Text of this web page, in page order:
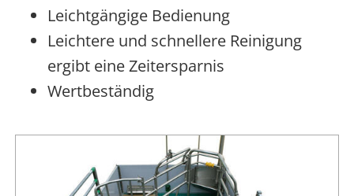
Leichtgängige Bedienung
Leichtere und schnellere Reinigung
ergibt eine Zeitersparnis
Wertbeständig